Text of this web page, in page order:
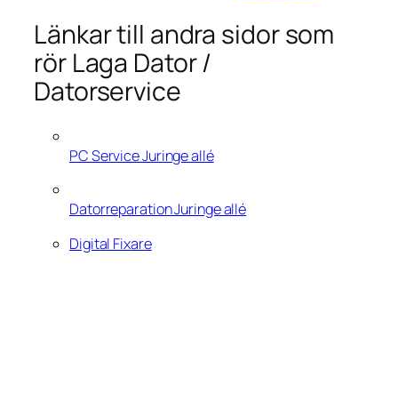
Länkar till andra sidor som
rör Laga Dator /
Datorservice
PC Service Juringe allé
Datorreparation Juringe allé
Digital Fixare